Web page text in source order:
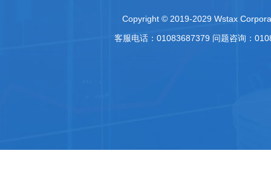
Copyright © 2019-2029 Wstax
客服电话：01083687379 问题咨询：